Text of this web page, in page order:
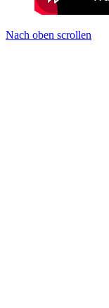
Nach oben scrollen